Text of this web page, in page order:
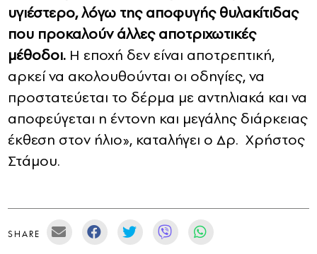
υγιέστερο, λόγω της αποφυγής θυλακίτιδας
που προκαλούν άλλες αποτριχωτικές
μέθοδοι. Η εποχή δεν είναι αποτρεπτική,
αρκεί να ακολουθούνται οι οδηγίες, να
προστατεύεται το δέρμα με αντηλιακά και να
αποφεύγεται η έντονη και μεγάλης διάρκειας
έκθεση στον ήλιο», καταλήγει ο Δρ. Χρήστος
Στάμου.
SHARE